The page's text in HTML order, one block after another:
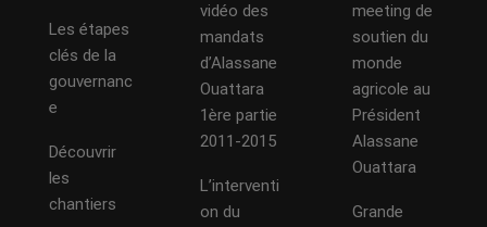
Les étapes
clés de la
gouvernanc
e
Découvrir
les
chantiers
vidéo des
mandats
d’Alassane
Ouattara
1ère partie
2011-2015
L’interventi
on du
meeting de
soutien du
monde
agricole au
Président
Alassane
Ouattara
Grande